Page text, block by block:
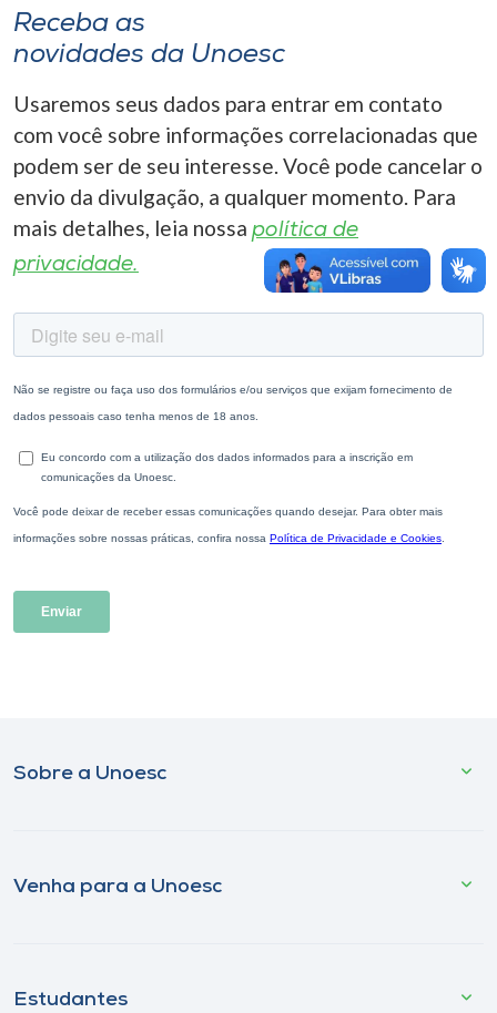
Selecione
A+
A-
Receba as
novidades da Unoesc
Usaremos seus dados para entrar em contato
com você sobre informações correlacionadas que
podem ser de seu interesse. Você pode cancelar o
envio da divulgação, a qualquer momento. Para
mais detalhes, leia nossa política de
privacidade.
Sobre a Unoesc
Venha para a Unoesc
Estudantes